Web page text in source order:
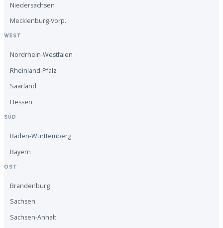
Niedersachsen
Mecklenburg-Vorp.
WEST
Nordrhein-Westfalen
Rheinland-Pfalz
Saarland
Hessen
SÜD
Baden-Württemberg
Bayern
OST
Brandenburg
Sachsen
Sachsen-Anhalt